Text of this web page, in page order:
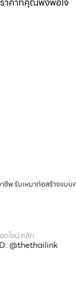
พ รับเหมาก่อสร้างแ
ดไลน์ คลิก
@thethailink